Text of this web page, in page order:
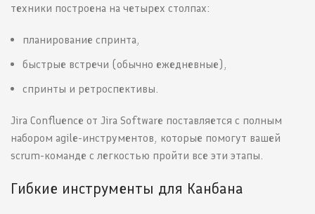
техники построена на четырех столпах:
планирование спринта,
быстрые встречи (обычно ежедневные),
спринты и ретроспективы.
Jira Confluence от Jira Software поставляется с полным
набором agile-инструментов, которые помогут вашей
scrum-команде с легкостью пройти все эти этапы.
Гибкие инструменты для Канбана